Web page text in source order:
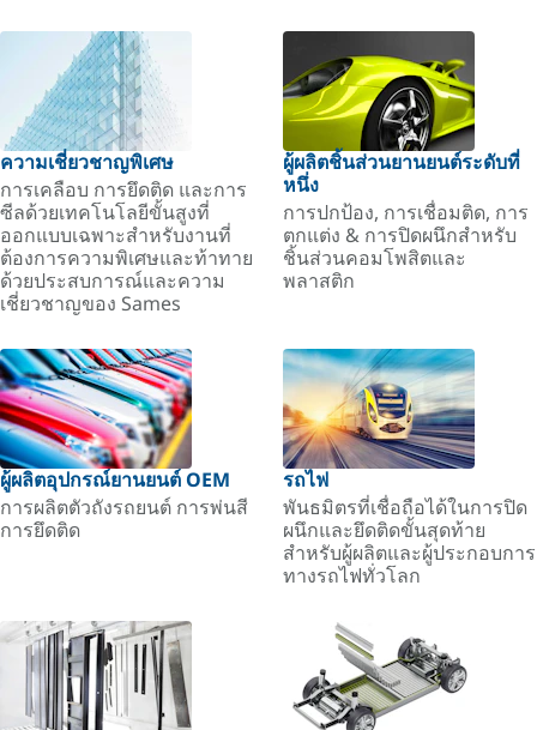
ความเชี่ยวชาญพิเศษ
การเคลือบ การยึดติด และการ
ซีลด้วยเทคโนโลยีขั้นสูงที่
ออกแบบเฉพาะสำหรับงานที่
ต้องการความพิเศษและท้าทาย
ด้วยประสบการณ์และความ
เชี่ยวชาญของ Sames
ผู้ผลิตชิ้นส่วนยานยนต์ระดับที่
หนึ่ง
การปกป้อง, การเชื่อมติด, การ
ตกแต่ง & การปิดผนึกสำหรับ
ชิ้นส่วนคอมโพสิตและ
พลาสติก
ผู้ผลิตอุปกรณ์ยานยนต์ OEM
การผลิตตัวถังรถยนต์ การพ่นสี
การยึดติด
รถไฟ
พันธมิตรที่เชื่อถือได้ในการปิด
ผนึกและยึดติดขั้นสุดท้าย
สำหรับผู้ผลิตและผู้ประกอบการ
ทางรถไฟทั่วโลก